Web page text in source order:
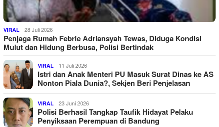
VIRAL 28 Juli 2026
Penjaga Rumah Febrie Adriansyah Tewas, Diduga Kondisi
Mulut dan Hidung Berbusa, Polisi Bertindak
VIRAL 11 Juli 2026
Istri dan Anak Menteri PU Masuk Surat Dinas ke AS
Nonton Piala Dunia?, Sekjen Beri Penjelasan
VIRAL 23 Juni 2026
Polisi Berhasil Tangkap Taufik Hidayat Pelaku
Penyiksaan Perempuan di Bandung